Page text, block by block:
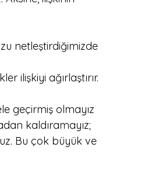
netleştirdiğimizde
ilişkiyi ağırlaştırır.
geçirmiş olmayız
kaldıramayız;
Bu çok büyük ve